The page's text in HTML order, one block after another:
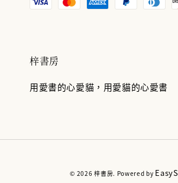
梓書房
用愛書的心愛貓，用愛貓的心愛書
© 2026 梓書房. Powered by